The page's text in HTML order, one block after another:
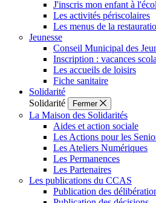
J'inscris mon enfant à
Les activités périscolaires
Les menus de la
Jeunesse
Conseil Municipal des
Inscription : vacances
Les accueils de loisirs
Fiche sanitaire
Solidarité
Solidarité
Fermer
La Maison des Solidarités
Aides et action sociale
Les Actions pour les
Les Ateliers Numériques
Les Permanences
Les Partenaires
Les publications du CCAS
Publication des